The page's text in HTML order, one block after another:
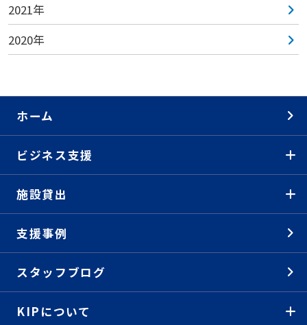
2021年
2020年
ホーム
ビジネス支援
施設貸出
支援事例
スタッフブログ
KIPについて